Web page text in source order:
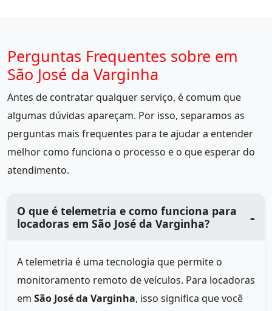
Perguntas Frequentes sobre em
São José da Varginha
Antes de contratar qualquer serviço, é comum que
algumas dúvidas apareçam. Por isso, separamos as
perguntas mais frequentes para te ajudar a entender
melhor como funciona o processo e o que esperar do
atendimento.
O que é telemetria e como funciona para
locadoras em São José da Varginha?
A telemetria é uma tecnologia que permite o
monitoramento remoto de veículos. Para locadoras
em São José da Varginha, isso significa que você